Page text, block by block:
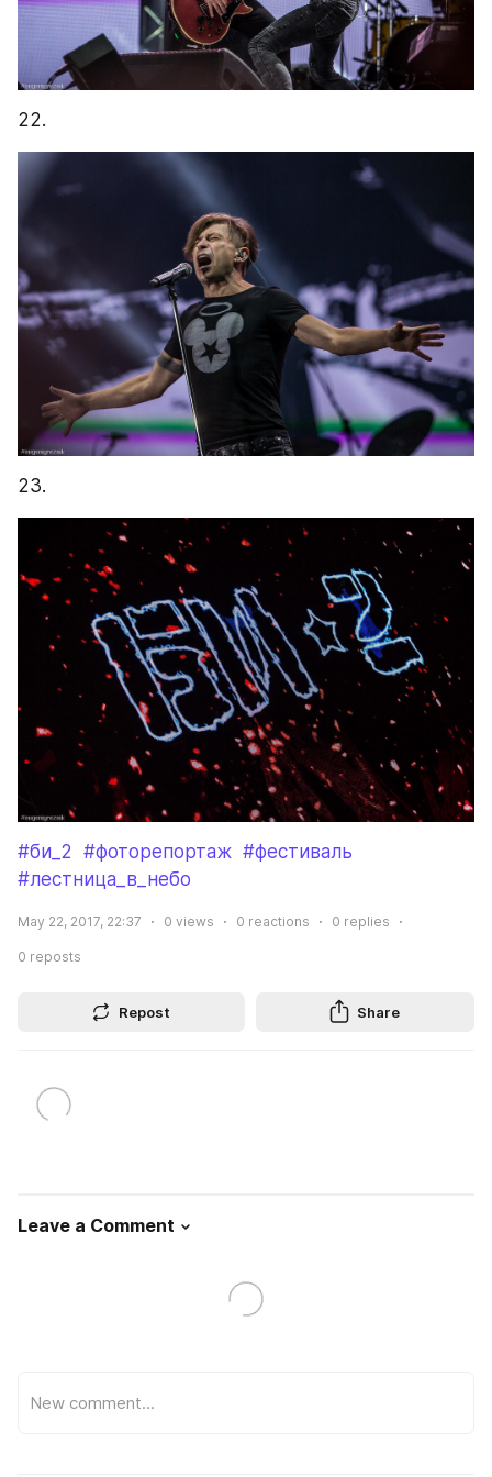
22.
23.
#би_2 #фоторепортаж #фестиваль
#лестница_в_небо
May 22, 2017, 22:37 0 views 0 reactions 0 replies
0 reposts
Repost Share
Leave a Comment